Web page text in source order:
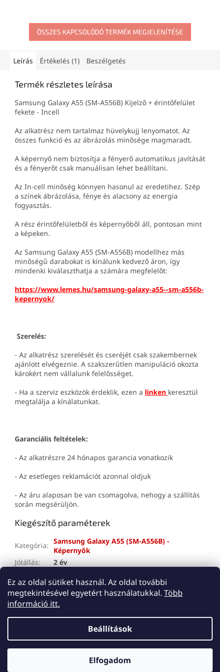
Ez az oldal sütiket használ. Az oldal további
megtekintésével egyetért használatukkal. Több
információ itt.
Beállítások
Elfogadom
új védőüvegeket tartalmaz a
kamerák számára. Precíz
kivitelezésének és tartós
visszaállítja okostelefonja
ÖSSZES KAPCSOLÓDÓ TERMÉK MEGJELENÍTÉSE
Leírás Értékelés (1) Beszélgetés
Termék részletes leírása
Samsung Galaxy A55 (SM-A556B) Kijelző + érintőfelület
fekete - Incell
Az alkatrész nem tartalmaz hüvelykujj lenyomatot. Az
összes funkció és az ábrázolás minősége magmaradt.
A képernyő nem biztosítja a fényerő automatikus javítását
és a fényerőt csak manuálisan lehet beállítani.
Az In-cell minőség könnyen hasonul az eredetihez. Szép
a színek ábrázolása, fénye és alacsony az energia
fogyasztás.
A rész érintőfelületből és képernyőből áll, pontosan mint
a képeken.
Az Samsung Galaxy A55 (SM-A556B) modellhez más
minőségű darabokat is kínálunk kedvező áron, így
mindenki kiválaszthatja a számára megfelelőt:
https://www.lemes.hu/samsung-galaxy-a55--sm-a556b-
kepernyok/
Szerelés:
- Az alkatrész szerelését és cseréjét csak szakembernek
ajánlott elvégeznie. A szakszerűtlen manipuláció okozta
károkért nem vállalunk felelősséget.
- Ha a szerviz eszközök érdeklik, ezen a linken keresztül
megtalálja a kínálatunkat.
Garanciális feltételek:
- Az alkatrészre 24 hónapos garancia vonatkozik
- Az esetleges reklamációt azonnal oldjuk
- Az áru alaposan be van csomagolva, nehogy a szállítás
során megsérüljön.
Kiegészítő paraméterek
Kategória: Samsung Galaxy A55 (SM-A556B) -
Képernyők
Jótállás:
2 év
Copyright 2026Lemes. Minden jog fenntartva.Süti
beállítások szerkesztése